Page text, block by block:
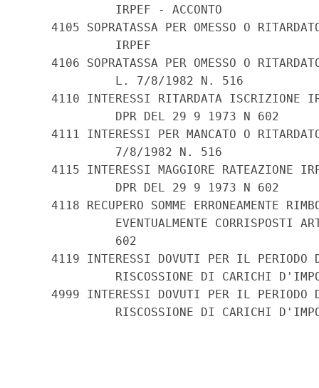
             IRPEF - ACCONTO
4105 SOPRATASSA PER OMESSO O
             IRPEF
4106 SOPRATASSA PER OMESSO O
             L. 7/8/1982 N. 516
4110 INTERESSI RITARDATA ISCRIZIONE
             DPR DEL 29 9 1973 N 602
4111 INTERESSI PER MANCATO O
             7/8/1982 N. 516
4115 INTERESSI MAGGIORE RATEAZIONE
             DPR DEL 29 9 1973 N 602
4118 RECUPERO SOMME ERRONEAMENTE
EVENTUALMENTE CORRISPOSTI
             602
4119 INTERESSI DOVUTI PER IL PERIODO
RISCOSSIONE DI CARICHI
4999 INTERESSI DOVUTI PER IL PERIODO